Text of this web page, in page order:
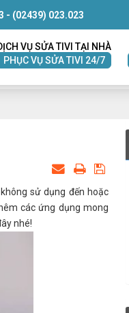
- (02439) 023.023
VỤ SỬA TIVI TẠI NHÀ
PHỤC VỤ SỬA TIVI 24/7
sử dụng đến hoặc
các ứng dụng mong
nhé!